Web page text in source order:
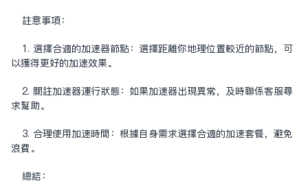
注意事项：
1. 选择合适的加速器节点：选择距离你地理位置较近的节点，可
以获得更好的加速效果。
2. 关注加速器运行状态：如果加速器出现异常，及时联系客服寻
求帮助。
3. 合理使用加速时间：根据自身需求选择合适的加速套餐，避免
浪费。
总结：